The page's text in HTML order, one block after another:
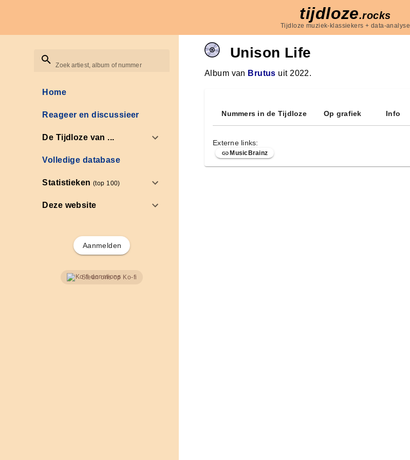
tijdloze.rocks
Tijdloze muziek-klassiekers + data-analyse
Zoek artiest, album of nummer
Home
Reageer en discussieer
De Tijdloze van ...
Volledige database
Statistieken(top 100)
Deze website
Aanmelden
Steun ons op Ko-fi
Unison Life
Album van Brutus uit 2022.
Nummers in de Tijdloze Op grafiek Info
Externe links:
MusicBrainz